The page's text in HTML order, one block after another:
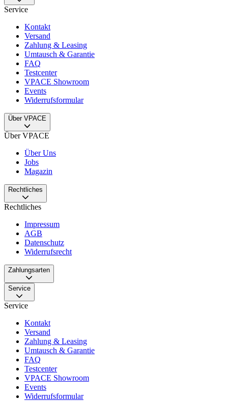
Service
Kontakt
Versand
Zahlung & Leasing
Umtausch & Garantie
FAQ
Testcenter
VPACE Showroom
Events
Widerrufsformular
Über VPACE
Über VPACE
Über Uns
Jobs
Magazin
Rechtliches
Rechtliches
Impressum
AGB
Datenschutz
Widerrufsrecht
Zahlungsarten
Service
Service
Kontakt
Versand
Zahlung & Leasing
Umtausch & Garantie
FAQ
Testcenter
VPACE Showroom
Events
Widerrufsformular